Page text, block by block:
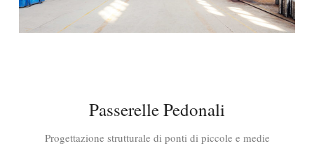
Passerelle Pedonali
Progettazione strutturale di ponti di piccole e medie